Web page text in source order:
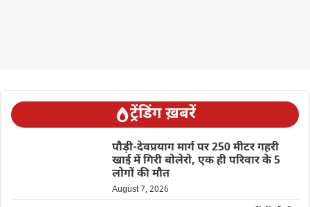
ट्रेंडिंग ख़बरें
पौड़ी-देवप्रयाग मार्ग पर 250 मीटर गहरी
खाई में गिरी बोलेरो, एक ही परिवार के 5
लोगों की मौत
August 7, 2026